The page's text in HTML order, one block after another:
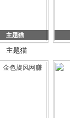
主题猫
主题猫